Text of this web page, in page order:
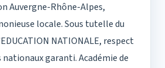
Auvergne-Rhône-Alpes,
locale. Sous tutelle du
NATIONALE, respect
garanti. Académie de